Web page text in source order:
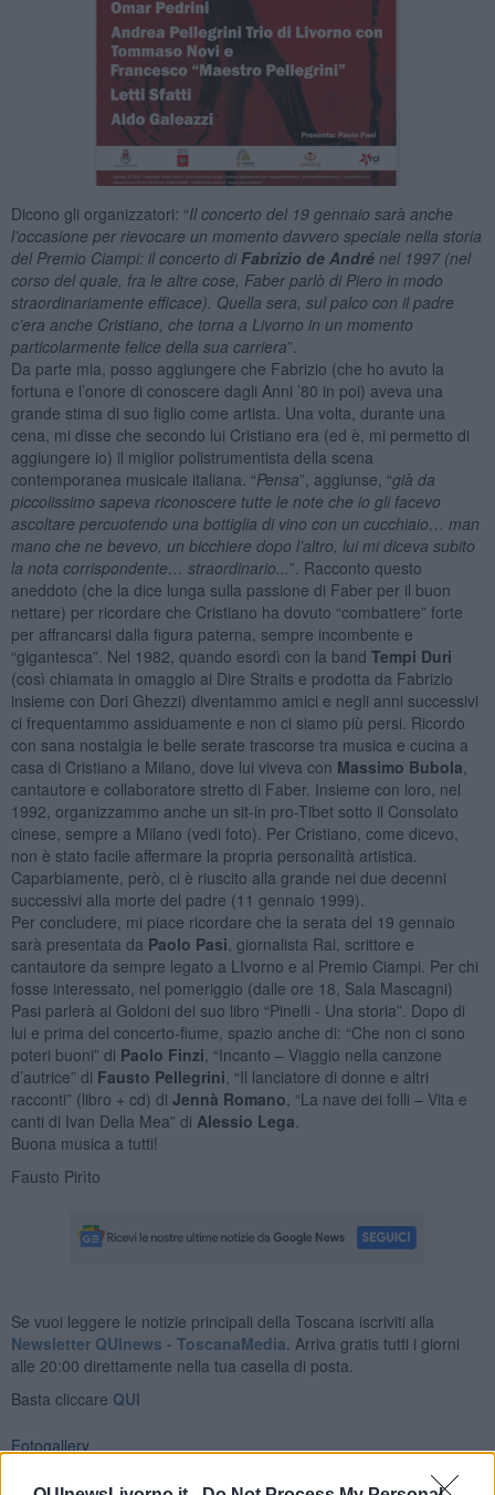
Dicono gli organizzatori: “Il concerto del 19 gennaio sarà anche
l’occasione per rievocare un momento davvero speciale nella storia
del Premio Ciampi: il concerto di Fabrizio de Andrénel 1997 (nel
corso del quale, fra le altre cose, Faber parlò di Piero in modo
straordinariamente efficace). Quella sera, sul palco con il padre
c’era anche Cristiano, che torna a Livorno in un momento
particolarmente felice della sua carriera”.
Da parte mia, posso aggiungere che Fabrizio (che ho avuto la
fortuna e l’onore di conoscere dagli Anni ’80 in poi) aveva una
grande stima di suo figlio come artista. Una volta, durante una
cena, mi disse che secondo lui Cristiano era (ed è, mi permetto di
aggiungere io) il miglior polistrumentista della scena
contemporanea musicale italiana. “Pensa”, aggiunse, “già da
piccolissimo sapeva riconoscere tutte le note che io gli facevo
ascoltare percuotendo una bottiglia di vino con un cucchiaio… man
mano che ne bevevo, un bicchiere dopo l’altro, lui mi diceva subito
la nota corrispondente… straordinario... ”. Racconto questo
aneddoto (che la dice lunga sulla passione di Faber per il buon
nettare) per ricordare che Cristiano ha dovuto “combattere” forte
per affrancarsi dalla figura paterna, sempre incombente e
“gigantesca”. Nel 1982, quando esordì con la band Tempi Duri
(così chiamata in omaggio ai Dire Straits e prodotta da Fabrizio
insieme con Dori Ghezzi) diventammo amici e negli anni successivi
ci frequentammo assiduamente e non ci siamo più persi. Ricordo
con sana nostalgia le belle serate trascorse tra musica e cucina a
casa di Cristiano a Milano, dove lui viveva con Massimo Bubola
cantautore e collaboratore stretto di Faber. Insieme con loro, nel
1992, organizzammo anche un sit-in pro-Tibet sotto il Consolato
cinese, sempre a Milano (vedi foto). Per Cristiano, come dicevo,
non è stato facile affermare la propria personalità artistica.
Caparbiamente, però, ci è riuscito alla grande nei due decenni
successivi alla morte del padre (11 gennaio 1999).
Per concludere, mi piace ricordare che la serata del 19 gennaio
sarà presentata da Paolo Pasi , giornalista Rai, scrittore e
cantautore da sempre legato a LIvorno e al Premio Ciampi. Per chi
fosse interessato, nel pomeriggio (dalle ore 18, Sala Mascagni)
Pasi parlerà al Goldoni del suo libro “Pinelli - Una storia”. Dopo di
lui e prima del concerto-fiume, spazio anche di: “Che non ci sono
poteri buoni” di Paolo Finzi , “Incanto – Viaggio nella canzone
d’autrice” di Fausto Pellegrini , “Il lanciatore di donne e altri
racconti” (libro + cd) di Jennà Romano , “La nave dei folli – Vita e
canti di Ivan Della Mea” di Alessio Lega
Buona musica a tutti!
Fausto Pirìto
Se vuoi leggere le notizie principali della Toscana iscriviti alla
Newsletter QUInews - ToscanaMedia. Arriva gratis tutti i giorni
alle 20:00 direttamente nella tua casella di posta.
Basta cliccare QUI
Fotogallery